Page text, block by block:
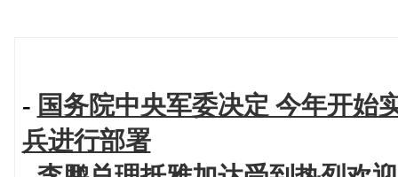
- 国务院中央军委决定 今年开始
兵进行部署